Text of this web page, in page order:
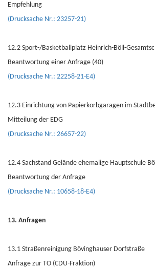
Empfehlung
(Drucksache Nr.: 23257-21)
12.2 Sport-/Basketballplatz Heinrich-Böll-
Beantwortung einer Anfrage (40)
(Drucksache Nr.: 22258-21-E4)
12.3 Einrichtung von Papierkorbgaragen im
Mitteilung der EDG
(Drucksache Nr.: 26657-22)
12.4 Sachstand Gelände ehemalige Hauptschule
Beantwortung der Anfrage
(Drucksache Nr.: 10658-18-E4)
13. Anfragen
13.1 Straßenreinigung Bövinghauser Dorfstraße
Anfrage zur TO (CDU-Fraktion)